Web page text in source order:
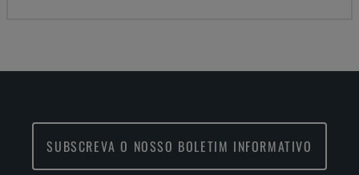
SUBSCREVA O NOSSO BOLETIM INFORMATIVO